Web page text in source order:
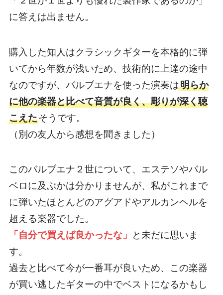
に答えは出ません。
購入した知人はクラシックギターを本格的に弾
いてから年数が浅いため、技術的に上達の途中
なのですが、バルブエナを使った演奏は明らか
に他の楽器と比べて音質が良く、彫りが深く聴
こえたそうです。
（別の友人から感想を聞きました）
このバルブエナ２世について、エステソやバル
ベロに及ぶかは分かりませんが、私がこれまで
に弾いたほとんどのアグアドやアルカンヘルを
超える楽器でした。
「自分で買えば良かったな」
と未だに思いま
す。
過去と比べて今が一番耳が良いため、この楽器
が買い逃したギターの中でベストになるかもし